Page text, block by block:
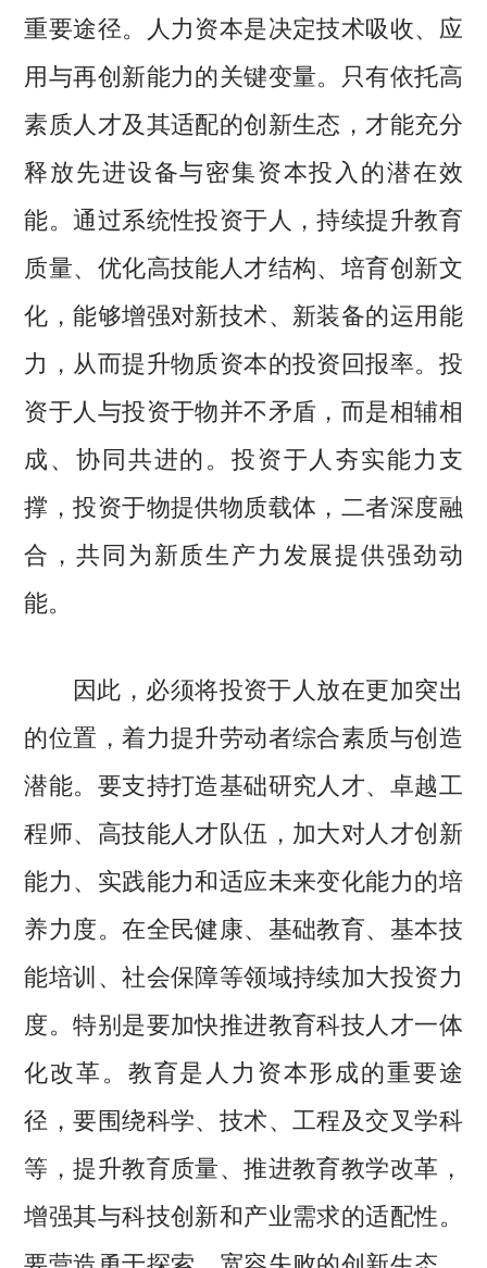
重要途径。人力资本是决定技术吸收、应
用与再创新能力的关键变量。只有依托高
素质人才及其适配的创新生态，才能充分
释放先进设备与密集资本投入的潜在效
能。通过系统性投资于人，持续提升教育
质量、优化高技能人才结构、培育创新文
化，能够增强对新技术、新装备的运用能
力，从而提升物质资本的投资回报率。投
资于人与投资于物并不矛盾，而是相辅相
成、协同共进的。投资于人夯实能力支
撑，投资于物提供物质载体，二者深度融
合，共同为新质生产力发展提供强劲动
能。
因此，必须将投资于人放在更加突出
的位置，着力提升劳动者综合素质与创造
潜能。要支持打造基础研究人才、卓越工
程师、高技能人才队伍，加大对人才创新
能力、实践能力和适应未来变化能力的培
养力度。在全民健康、基础教育、基本技
能培训、社会保障等领域持续加大投资力
度。特别是要加快推进教育科技人才一体
化改革。教育是人力资本形成的重要途
径，要围绕科学、技术、工程及交叉学科
等，提升教育质量、推进教育教学改革，
增强其与科技创新和产业需求的适配性。